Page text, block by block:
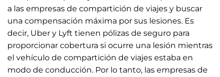
a las empresas de compartición de viajes y buscar
una compensación máxima por sus lesiones. Es
decir, Uber y Lyft tienen pólizas de seguro para
proporcionar cobertura si ocurre una lesión mientras
el vehículo de compartición de viajes estaba en
modo de conducción. Por lo tanto, las empresas de